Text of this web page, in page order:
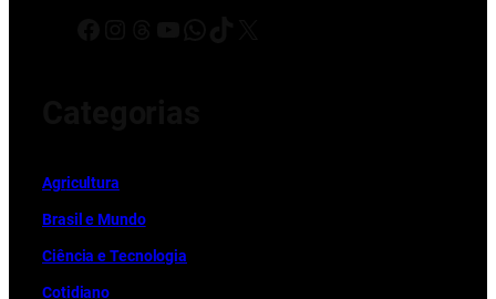
Agricultura
Brasil e Mundo
Ciência e Tecnologia
Cotidiano